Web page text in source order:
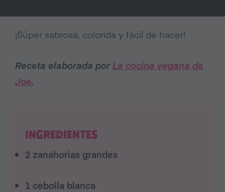
¡Súper sabrosa, colorida y fácil de hacer!
Receta elaborada por La cocina vegana de
Joe.
INGREDIENTES
2 zanahorias grandes
1 cebolla blanca